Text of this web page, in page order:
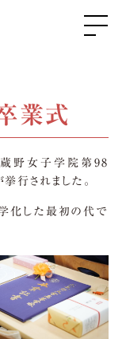
業式
野女子学院第98
行されました。
化した最初の代で